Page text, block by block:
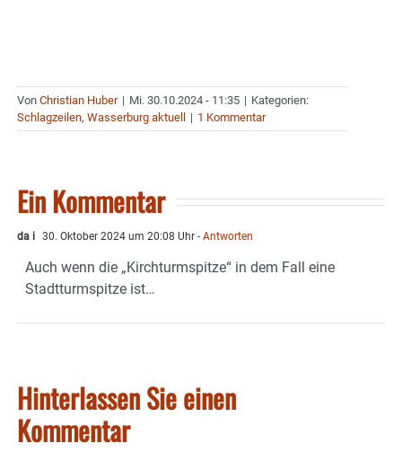
Von Christian Huber | Mi. 30.10.2024 - 11:35 | Kategorien:
Schlagzeilen, Wasserburg aktuell | 1 Kommentar
Ein Kommentar
da i 30. Oktober 2024 um 20:08 Uhr - Antworten
Auch wenn die „Kirchturmspitze“ in dem Fall eine
Stadtturmspitze ist…
Hinterlassen Sie einen
Kommentar